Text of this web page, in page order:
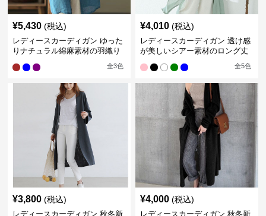
¥5,430 (税込)
レディースカーディガン ゆった
りナチュラル綿麻素材の羽織り
全3色
¥4,010 (税込)
レディースカーディガン 透け感
が美しいシアー素材のロング丈
全5色
¥3,800 (税込)
レディースカーディガン 秋冬新
¥4,000 (税込)
レディースカーディガン 秋冬新